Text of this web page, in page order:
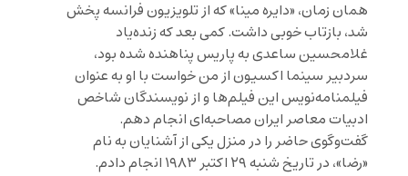
همان زمان، «دایره مینا» که از تلویزیون فرانسه پخش
شد، بازتاب خوبی داشت. کمی بعد که زنده‌یاد
غلامحسین ساعدی به پاریس پناهنده شده بود،
سردبیر سینما اکسیون از من خواست با او به عنوان
فیلمنامه‌نویس این فیلم‌ها و از نویسندگان شاخص
ادبیات معاصر ایران مصاحبه‌ای انجام دهم.
گفت‌وگوی حاضر را در منزل یکی از آشنایان به نام
«رضا»، در تاریخ شنبه ۲۹ اکتبر ۱۹۸۳ انجام دادم.